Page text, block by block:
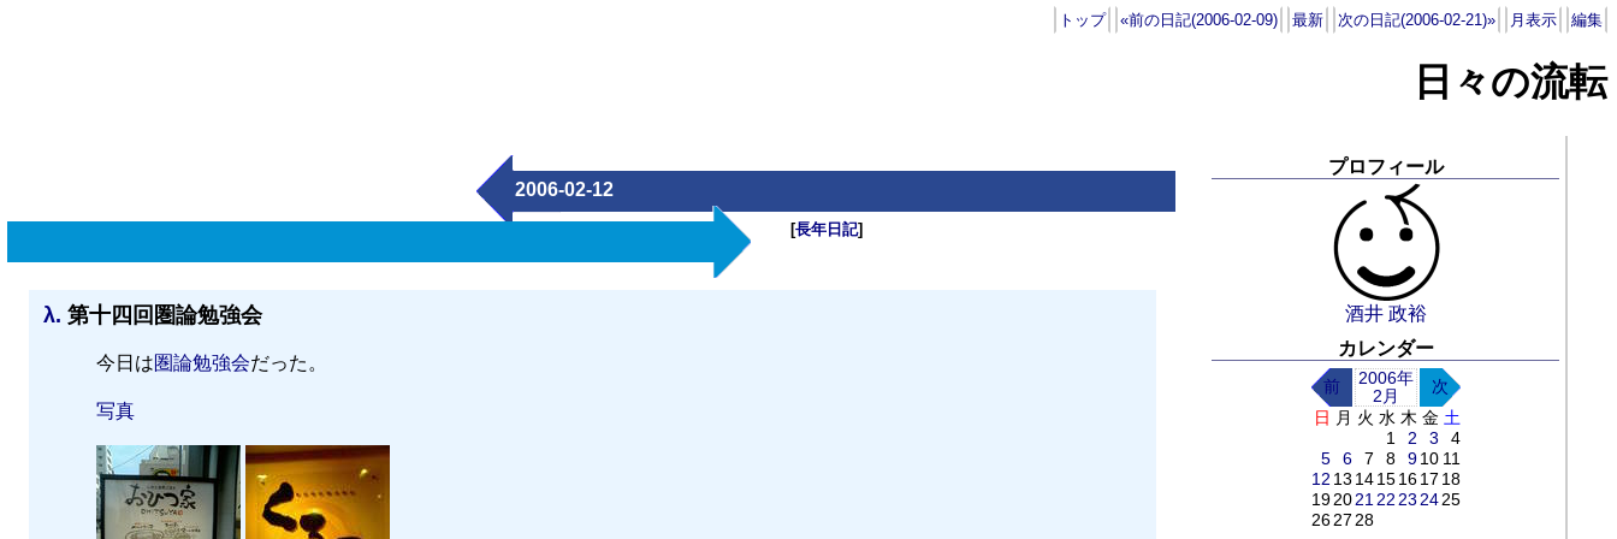
トップ «前の日記(2006-02-09) 最新 次の日記(2006-02-21)» 月表示 編集
日々の流転
2006-02-12
[長年日記]
λ. 第十四回圏論勉強会
今日は圏論勉強会だった。
写真
プロフィール
酒井 政裕
カレンダー
前
2006年
2月
次
日 月 火 水 木 金 土
1
2 3
4
5
6 7 8 9 10 11
12 13 14 15 16 17 18
19 20 21 22 23 24 25
26 27 28